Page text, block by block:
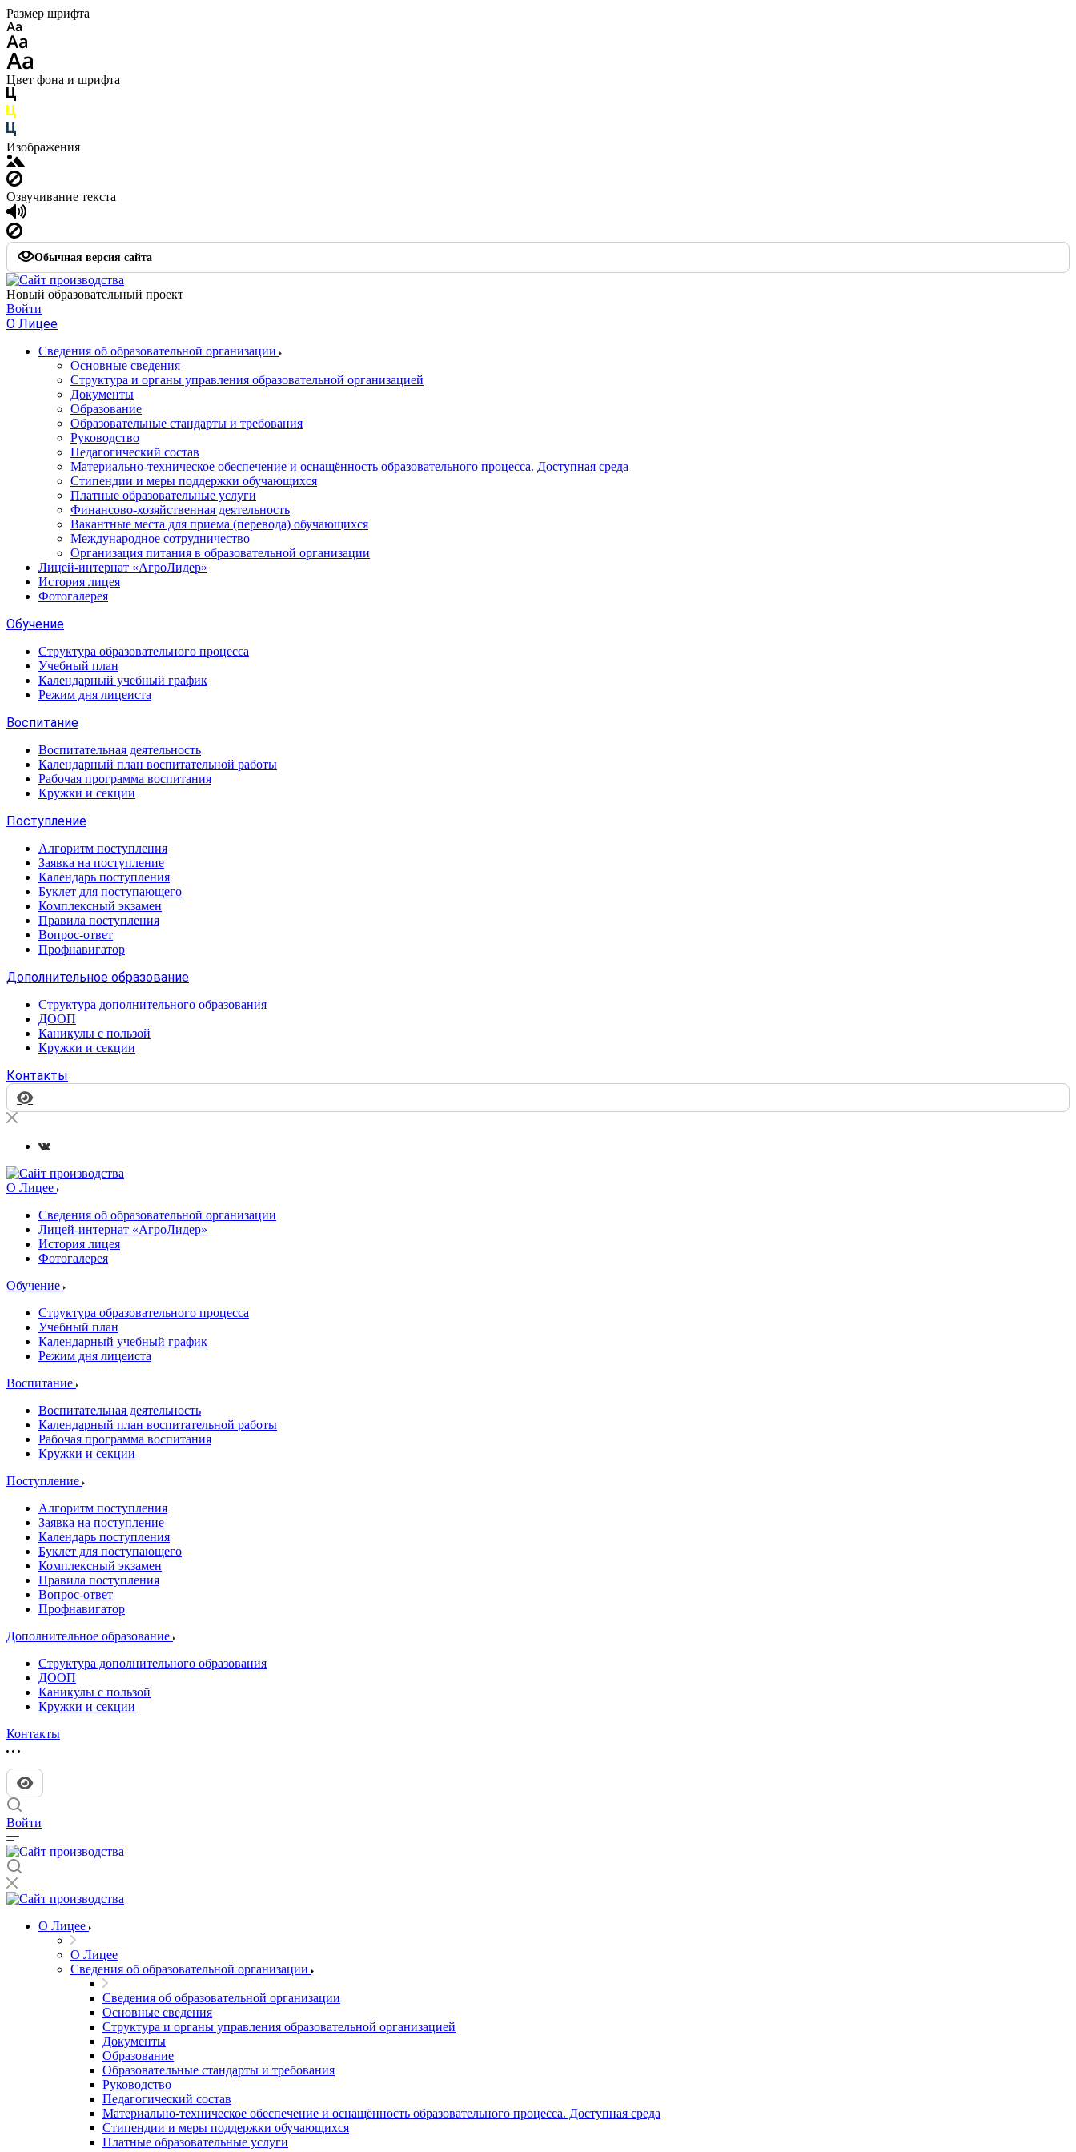
Размер шрифта
Цвет фона и шрифта
Изображения
Озвучивание текста
Обычная версия сайта
Новый образовательный проект
Войти
О Лицее
Сведения об образовательной организации
Основные сведения
Структура и органы управления образовательной организацией
Документы
Образование
Образовательные стандарты и требования
Руководство
Педагогический состав
Материально-техническое обеспечение и оснащённость образовательного процесса. Доступная среда
Стипендии и меры поддержки обучающихся
Платные образовательные услуги
Финансово-хозяйственная деятельность
Вакантные места для приема (перевода) обучающихся
Международное сотрудничество
Организация питания в образовательной организации
Лицей-интернат «АгроЛидер»
История лицея
Фотогалерея
Обучение
Структура образовательного процесса
Учебный план
Календарный учебный график
Режим дня лицеиста
Воспитание
Воспитательная деятельность
Календарный план воспитательной работы
Рабочая программа воспитания
Кружки и секции
Поступление
Алгоритм поступления
Заявка на поступление
Календарь поступления
Буклет для поступающего
Комплексный экзамен
Правила поступления
Вопрос-ответ
Профнавигатор
Дополнительное образование
Структура дополнительного образования
ДООП
Каникулы с пользой
Кружки и секции
Контакты
О Лицее
Сведения об образовательной организации
Лицей-интернат «АгроЛидер»
История лицея
Фотогалерея
Обучение
Структура образовательного процесса
Учебный план
Календарный учебный график
Режим дня лицеиста
Воспитание
Воспитательная деятельность
Календарный план воспитательной работы
Рабочая программа воспитания
Кружки и секции
Поступление
Алгоритм поступления
Заявка на поступление
Календарь поступления
Буклет для поступающего
Комплексный экзамен
Правила поступления
Вопрос-ответ
Профнавигатор
Дополнительное образование
Структура дополнительного образования
ДООП
Каникулы с пользой
Кружки и секции
Контакты
Войти
О Лицее
О Лицее
Сведения об образовательной организации
Сведения об образовательной организации
Основные сведения
Структура и органы управления образовательной организацией
Документы
Образование
Образовательные стандарты и требования
Руководство
Педагогический состав
Материально-техническое обеспечение и оснащённость образовательного процесса. Доступная среда
Стипендии и меры поддержки обучающихся
Платные образовательные услуги